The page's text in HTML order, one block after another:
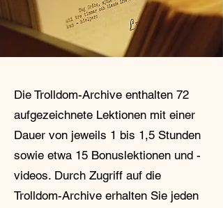
Die Trolldom-Archive enthalten 72
aufgezeichnete Lektionen mit einer
Dauer von jeweils 1 bis 1,5 Stunden
sowie etwa 15 Bonuslektionen und -
videos. Durch Zugriff auf die
Trolldom-Archive erhalten Sie jeden